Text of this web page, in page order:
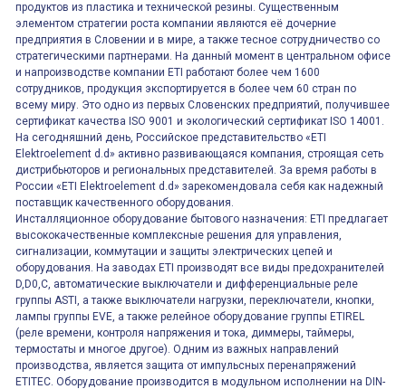
продуктов из пластика и технической резины. Существенным
элементом стратегии роста компании являются её дочерние
предприятия в Словении и в мире, а также тесное сотрудничество со
стратегическими партнерами. На данный момент в центральном офисе
и напроизводстве компании ETI работают более чем 1600
сотрудников, продукция экспортируется в более чем 60 стран по
всему миру. Это одно из первых Словенских предприятий, получившее
сертификат качества ISO 9001 и экологический сертификат ISO 14001.
На сегодняшний день, Российское представительство «ETI
Elektroelement d.d» активно развивающаяся компания, строящая сеть
дистрибьюторов и региональных представителей. За время работы в
России «ETI Elektroelement d.d» зарекомендовала себя как надежный
поставщик качественного оборудования.
Инсталляционное оборудование бытового назначения: ETI предлагает
высококачественные комплексные решения для управления,
сигнализации, коммутации и защиты электрических цепей и
оборудования. На заводах ETI производят все виды предохранителей
D,D0,C, автоматические выключатели и дифференциальные реле
группы ASTI, а также выключатели нагрузки, переключатели, кнопки,
лампы группы EVE, а также релейное оборудование группы ETIREL
(реле времени, контроля напряжения и тока, диммеры, таймеры,
термостаты и многое другое). Одним из важных направлений
производства, является защита от импульсных перенапряжений
ETITEC. Оборудование производится в модульном исполнении на DIN-